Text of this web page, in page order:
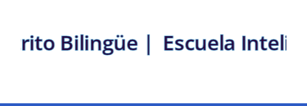
Distrito Bilingüe |